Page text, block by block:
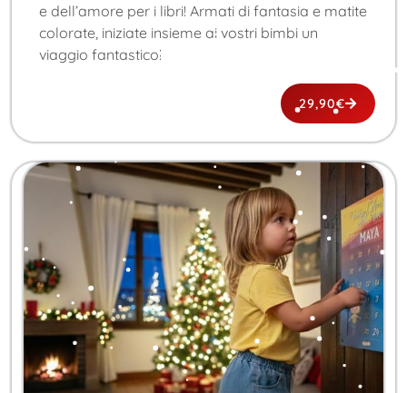
e dell’amore per i libri! Armati di fantasia e matite
colorate, iniziate insieme ai vostri bimbi un
viaggio fantastico!
29,90€